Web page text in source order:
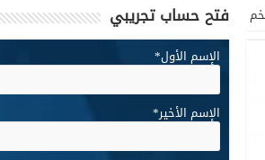
فتح حساب تجريبي
الإسم الأول*
الإسم الأخير*